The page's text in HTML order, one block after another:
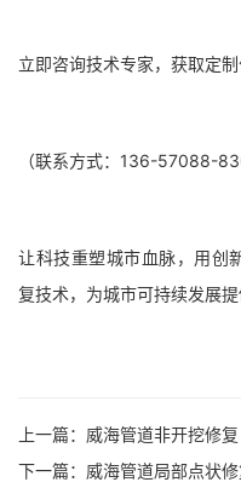
立即咨询技术专家，获取定
（联系方式：136-57088-
让科技重塑城市血脉，用
复技术，为城市可持
上一篇： 威海管道非开挖修复
下一篇： 威海管道局部点状修